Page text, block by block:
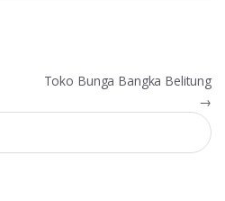
Toko Bunga Bangka Belitung
→